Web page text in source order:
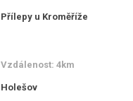
Přílepy u Kroměříže
Vzdálenost: 4km
Holešov